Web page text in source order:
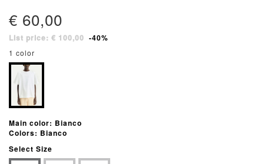
€ 60,00
List price: € 100,00 -40%
1 color
Main color: Bianco
Colors: Bianco
Select Size